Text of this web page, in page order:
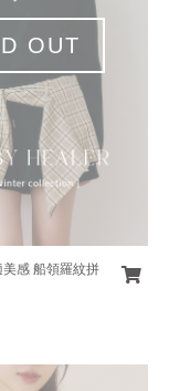
OUT
感 船領羅紋拼